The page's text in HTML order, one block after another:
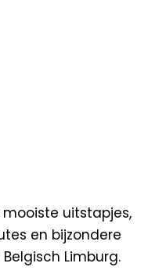
uitstapjes,
en bijzondere
Limburg.